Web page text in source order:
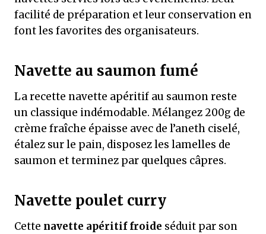
facilité de préparation et leur conservation en
font les favorites des organisateurs.
Navette au saumon fumé
La recette navette apéritif au saumon reste
un classique indémodable. Mélangez 200g de
crème fraîche épaisse avec de l’aneth ciselé,
étalez sur le pain, disposez les lamelles de
saumon et terminez par quelques câpres.
Navette poulet curry
Cette navette apéritif froide séduit par son